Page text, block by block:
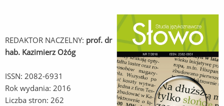
REDAKTOR NACZELNY: prof. dr
hab. Kazimierz Ożóg
ISSN: 2082-6931
Rok wydania: 2016
Liczba stron: 262